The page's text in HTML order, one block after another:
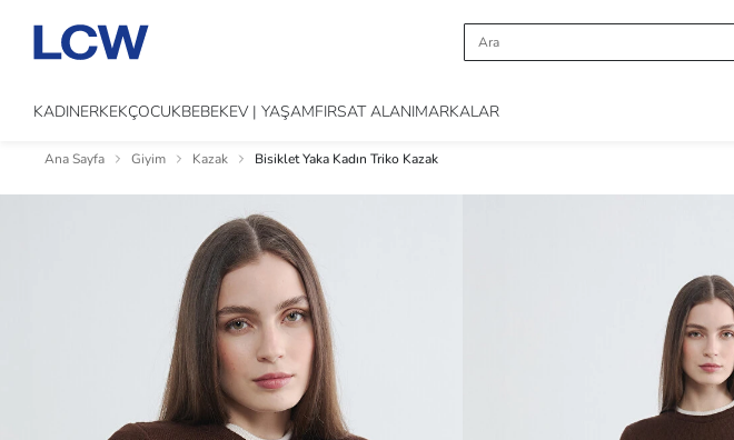
KADINERKEKÇOCUKBEBEKEV | YAŞAMFIRSAT ALANIMARKALAR
Ana Sayfa Giyim Kazak Bisiklet Yaka Kadın Triko Kazak